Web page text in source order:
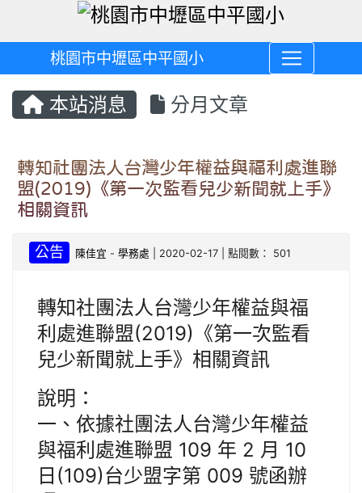
桃園市中壢區中平國小
本站消息 分月文章
轉知社團法人台灣少年權益與福利處進聯
盟(2019)《第一次監看兒少新聞就上手》
相關資訊
公告 陳佳宜 -學務處 | 2020-02-17 | 點閱數： 501
轉知社團法人台灣少年權益與福
利處進聯盟(2019)《第一次監看
兒少新聞就上手》相關資訊
說明：
一、依據社團法人台灣少年權益
與福利處進聯盟 109 年 2 月 10
日(109)台少盟字第 009 號函辦